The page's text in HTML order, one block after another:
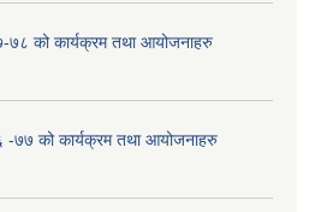
७८ को कार्यक्रम तथा आयोजनाहरु
-७७ को कार्यक्रम तथा आयोजनाहरु